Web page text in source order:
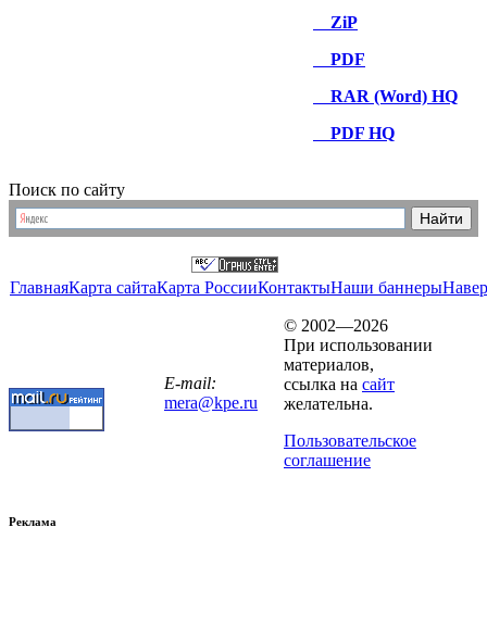
ZiP
PDF
RAR (Word) HQ
PDF HQ
Поиск по сайту
ГлавнаяКарта сайтаКарта РоссииКонтактыНаши баннеры
E-mail:
mera@kpe.ru
© 2002—2026
При использовании
материалов,
ссылка на сайт
желательна.
Пользовательское
соглашение
Реклама